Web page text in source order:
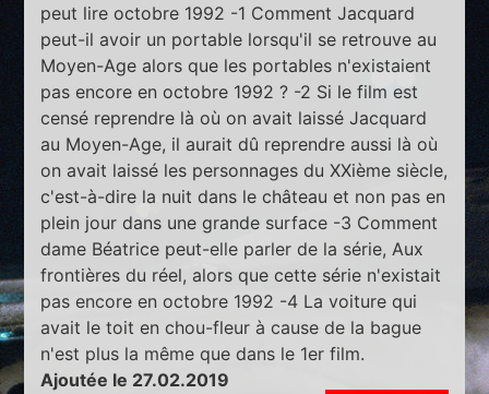
peut lire octobre 1992 -1 Comment Jacquard
peut-il avoir un portable lorsqu'il se retrouve au
Moyen-Age alors que les portables n'existaient
pas encore en octobre 1992 ? -2 Si le film est
censé reprendre là où on avait laissé Jacquard
au Moyen-Age, il aurait dû reprendre aussi là où
on avait laissé les personnages du XXième siècle,
c'est-à-dire la nuit dans le château et non pas en
plein jour dans une grande surface -3 Comment
dame Béatrice peut-elle parler de la série, Aux
frontières du réel, alors que cette série n'existait
pas encore en octobre 1992 -4 La voiture qui
avait le toit en chou-fleur à cause de la bague
n'est plus la même que dans le 1er film.
Ajoutée le 27.02.2019